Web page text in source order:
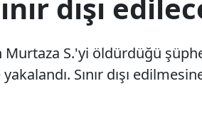
dışı
S.'yi öldürdüğü
Sınır dışı